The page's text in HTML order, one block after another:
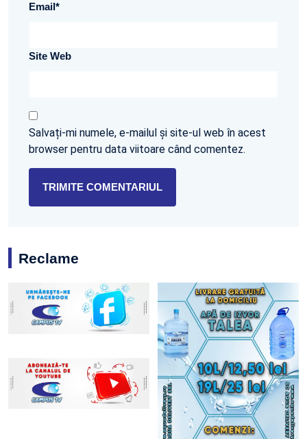
Email*
Site Web
Salvați-mi numele, e-mailul și site-ul web în acest
browser pentru data viitoare când comentez.
Reclame